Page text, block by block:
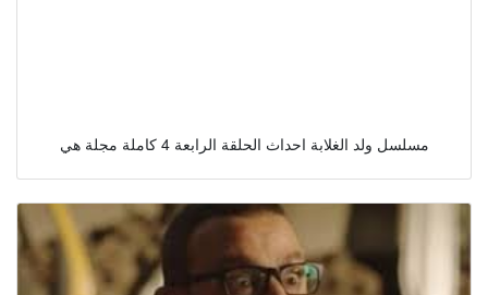
مسلسل ولد الغلابة احداث الحلقة الرابعة 4 كاملة مجلة هي